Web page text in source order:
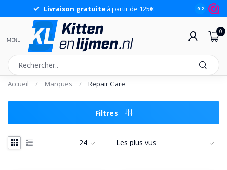
Livraison gratuite à partir de 125€ 9.2
MENU
0
Accueil / Marques / Repair Care
Filtres